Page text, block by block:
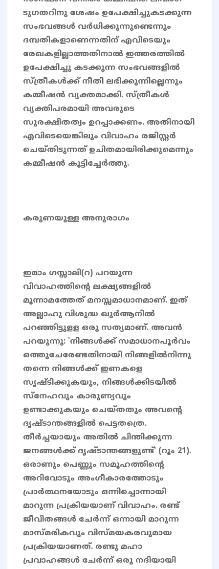
ടുഗതറിനു ശേഷം ഉപേക്ഷിച്ചുകടക്കുന്ന
സംഭവങ്ങള്‍ വര്‍ധിക്കുന്നുണ്ടെന്നും
ദമ്പതികളാണെന്നതിന് എവിടെയും
രേഖകളില്ലാത്തതിനാല്‍ ഇത്തരത്തില്‍
ഉപേക്ഷിച്ചു കടക്കുന്ന സംഭവങ്ങളില്‍
സ്ത്രീകള്‍ക്ക് നീതി ലഭിക്കുന്നില്ലെന്നും
കമ്മീഷന്‍ വ്യക്തമാക്കി. സ്ത്രീകള്‍
വ്യക്തിപരമായി അവരുടെ
സുരക്ഷിതത്വം ഉറപ്പാക്കണം. അതിനായി
എവിടെയെങ്കിലും വിവാഹം രജിസ്റ്റര്‍
ചെയ്തിടുന്നത് ഉചിതമായിരിക്കുമെന്നും
കമ്മീഷന്‍ കൂട്ടിച്ചേര്‍ത്തു.
കരുണയുള്ള അനുരാഗം
ഇമാം ഗസ്സാലി(റ) പറയുന്ന
വിവാഹത്തിന്റെ ലക്ഷ്യങ്ങളിൽ
മൂന്നാമത്തേത് മനസ്സമാധാനമാണ്. ഇത്
അല്ലാഹു വിശുദ്ധ ഖുർആനിൽ
പറഞ്ഞിട്ടുളള ഒരു സത്യമാണ്. അവൻ
പറയുന്നു: 'നിങ്ങള്‍ക്ക് സമാധാനപൂര്‍വം
ഒത്തുചേരേണ്ടതിനായി നിങ്ങളില്‍നിന്നു
തന്നെ നിങ്ങള്‍ക്ക് ഇണകളെ
സൃഷ്ടിക്കുകയും, നിങ്ങള്‍ക്കിടയില്‍
സ്‌നേഹവും കാരുണ്യവും
ഉണ്ടാക്കുകയും ചെയ്തതും അവന്റെ
ദൃഷ്ടാന്തങ്ങളില്‍ പെട്ടതത്രെ.
തീര്‍ച്ചയായും അതില്‍ ചിന്തിക്കുന്ന
ജനങ്ങള്‍ക്ക് ദൃഷ്ടാന്തങ്ങളുണ്ട്' (റൂം 21).
ഒരാണും പെണ്ണും സമൂഹത്തിന്റെ
അറിവോടും അംഗീകാരത്തോടും
പ്രാർത്ഥനയോടും ഒന്നിച്ചൊന്നായി
മാറുന്ന പ്രക്രിയയാണ് വിവാഹം. രണ്ട്
ജീവിതങ്ങള്‍ ചേര്‍ന്ന് ഒന്നായി മാറുന്ന
മാസ്മരികവും വിസ്മയകരവുമായ
പ്രക്രിയയാണത്. രണ്ടു മഹാ
പ്രവാഹങ്ങള്‍ ചേര്‍ന്ന് ഒരു നദിയായി